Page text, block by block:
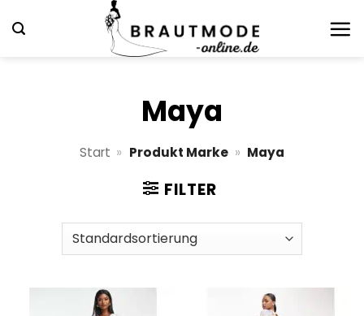
Inhalt
Maya
Start » Produkt Marke » Maya
FILTER